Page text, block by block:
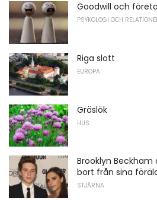
Goodwill och
PSYKOLOGI OCH
Riga slott
EUROPA
Gräslök
HUS
Brooklyn Beckham
bort från sina
STJÄRNA